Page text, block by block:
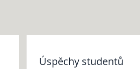
Úspěchy studentů